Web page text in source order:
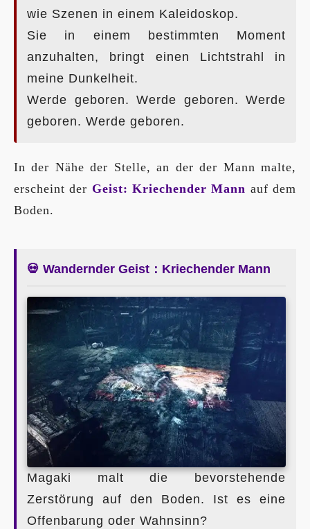
wie Szenen in einem Kaleidoskop.
Sie in einem bestimmten Moment
anzuhalten, bringt einen Lichtstrahl in
meine Dunkelheit.
Werde geboren. Werde geboren. Werde
geboren. Werde geboren.
In der Nähe der Stelle, an der der Mann malte,
erscheint der Geist: Kriechender Mann auf dem
Boden.
💀 Wandernder Geist：Kriechender Mann
Magaki malt die bevorstehende
Zerstörung auf den Boden. Ist es eine
Offenbarung oder Wahnsinn?